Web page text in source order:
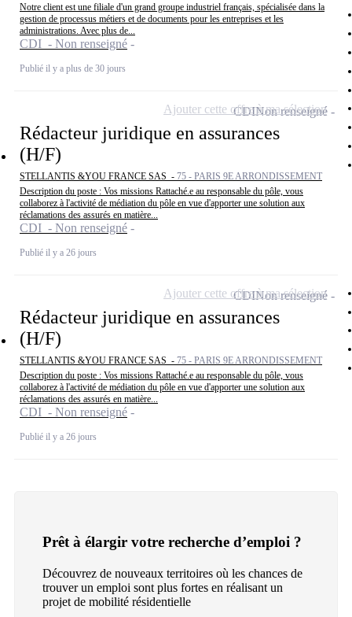
Notre client est une filiale d'un grand groupe industriel français, spécialisée dans la
gestion de processus métiers et de documents pour les entreprises et les
administrations. Avec plus de...
CDI - Non renseigné
Publié il y a plus de 30 jours
Rédacteur juridique en assurances
(H/F)
STELLANTIS &YOU FRANCE SAS - 75 - PARIS 9E ARRONDISSEMENT
Description du poste : Vos missions Rattaché.e au responsable du pôle, vous
collaborez à l'activité de médiation du pôle en vue d'apporter une solution aux
réclamations des assurés en matière...
CDI - Non renseigné
Publié il y a 26 jours
CDINon renseigné
Ajouter cette offre à ma sélection
Rédacteur juridique en assurances
(H/F)
STELLANTIS &YOU FRANCE SAS - 75 - PARIS 9E ARRONDISSEMENT
Description du poste : Vos missions Rattaché.e au responsable du pôle, vous
collaborez à l'activité de médiation du pôle en vue d'apporter une solution aux
réclamations des assurés en matière...
CDI - Non renseigné
Publié il y a 26 jours
CDINon renseigné
Ajouter cette offre à ma sélection
Prêt à élargir votre recherche d’emploi ?
Découvrez de nouveaux territoires où les chances de
trouver un emploi sont plus fortes en réalisant un
projet de mobilité résidentielle